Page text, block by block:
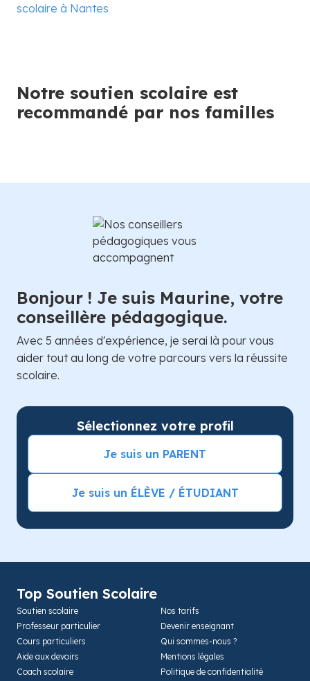
scolaire à Nantes
Notre soutien scolaire est
recommandé par nos familles
Bonjour ! Je suis Maurine, votre
conseillère pédagogique.
Avec 5 années d'expérience, je serai là pour vous
aider tout au long de votre parcours vers la réussite
scolaire.
Sélectionnez votre profil
Je suis un PARENT
Je suis un ÉLÈVE / ÉTUDIANT
Top Soutien Scolaire
Soutien scolaire
Professeur particulier
Cours particuliers
Aide aux devoirs
Coach scolaire
Nos tarifs
Devenir enseignant
Qui sommes-nous ?
Mentions légales
Politique de confidentialité